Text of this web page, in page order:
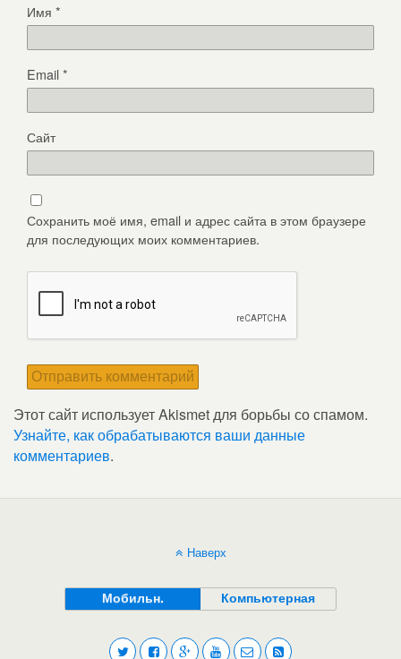
Имя *
Email*
Сайт
Сохранить моё имя, email и адрес сайта в этом браузере
для последующих моих комментариев.
Этот сайт использует Akismet для борьбы со спамом.
Узнайте, как обрабатываются ваши данные
комментариев.
Наверх
Мобильн. Компьютерная